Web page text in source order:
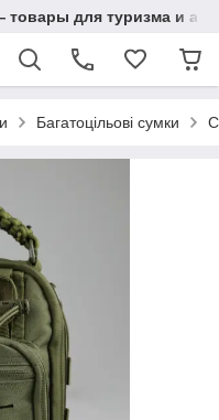
товары для туризма и
Багатоцільові сумки